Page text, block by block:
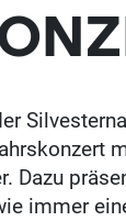
Dazu
immer